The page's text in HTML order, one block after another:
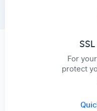
For
protect